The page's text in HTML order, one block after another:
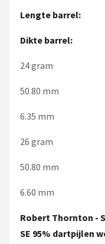
Lengte barrel:
Dikte barrel:
24 gram
50.80 mm
6.35 mm
26 gram
50.80 mm
6.60 mm
Robert Thornton -
SE 95% dartpijlen